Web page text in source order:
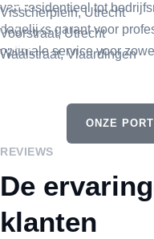
van residentieel tot
dagelijks garant voor
optimale service voor
Waalstraat, Vlaardingen
Voorstraat, Utrecht
Visscherplein, Utrecht
ONZE
REVIEWS
De
klanten